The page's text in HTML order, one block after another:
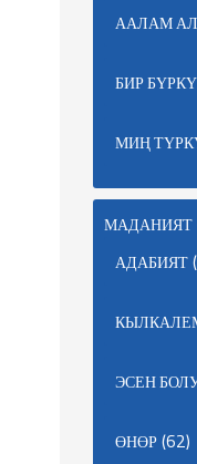
ААЛАМ
БИР
МИҢ
МАДАНИЯТ
АДАБИЯТ
ЭСЕН
ӨНӨР(62)